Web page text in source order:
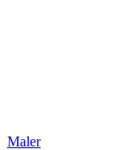
Maler